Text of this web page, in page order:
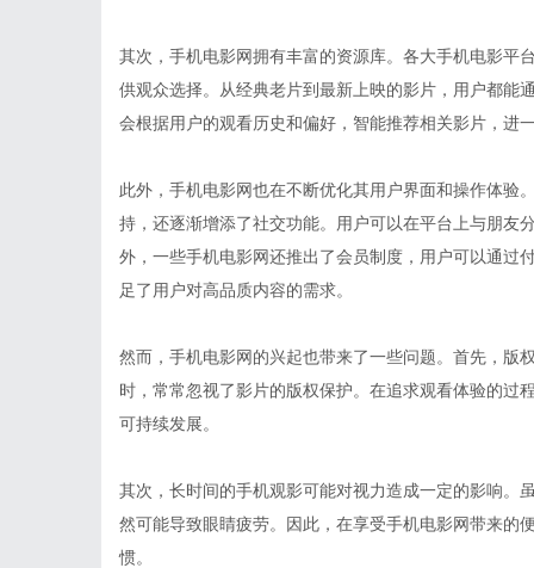
其次，手机电影网拥有丰富的资源库。各大手机电影平
供观众选择。从经典老片到最新上映的影片，用户都能
会根据用户的观看历史和偏好，智能推荐相关影片，进
此外，手机电影网也在不断优化其用户界面和操作体验
持，还逐渐增添了社交功能。用户可以在平台上与朋友
外，一些手机电影网还推出了会员制度，用户可以通过
足了用户对高品质内容的需求。
然而，手机电影网的兴起也带来了一些问题。首先，版
时，常常忽视了影片的版权保护。在追求观看体验的过
可持续发展。
其次，长时间的手机观影可能对视力造成一定的影响。
然可能导致眼睛疲劳。因此，在享受手机电影网带来的
惯。